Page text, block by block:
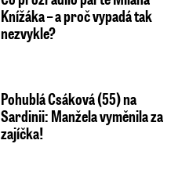
Knížáka – a proč vypadá tak
nezvykle?
Pohublá Csáková (55) na
Sardinii: Manžela vyměnila za
zajíčka!